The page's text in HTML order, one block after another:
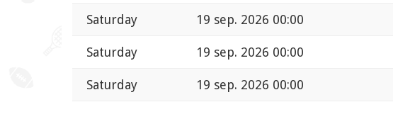
Saturday 19 sep. 2026 00:00
Saturday 19 sep. 2026 00:00
Saturday 19 sep. 2026 00:00